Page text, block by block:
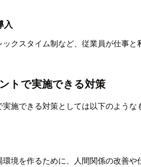
入
ックスタイム制など、従業員が仕事
トで実施できる対策
施できる対策としては以下のような
境を作るために、人間関係の改善